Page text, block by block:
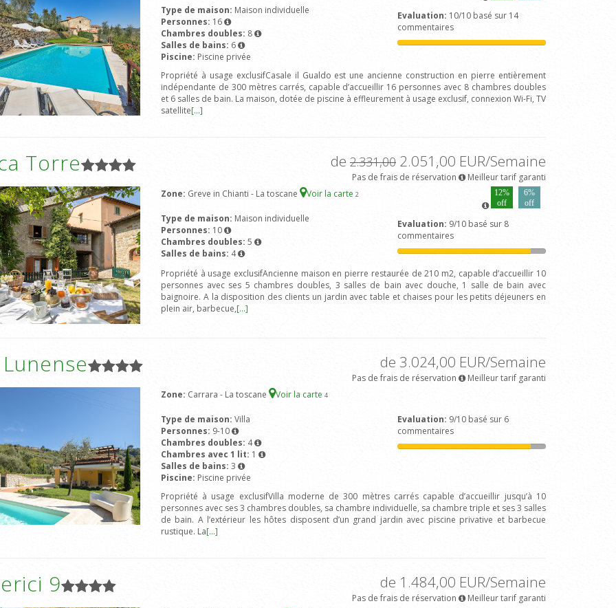
Type de maison: Maison individuelle
Personnes: 16
Chambres doubles: 8
Salles de bains: 6
Piscine: Piscine privée
Evaluation: 10/10 basé sur 14
commentaires
Propriété à usage exclusifCasale il Gualdo est une ancienne construction en pierre entièrement
indépendante de 300 mètres carrés, capable d’accueillir 16 personnes avec 8 chambres doubles
et 6 salles de bain. La maison, dotée de piscine à effleurement à usage exclusif, connexion Wi-Fi, TV
satellite[...]
Torre de 2.331,00 2.051,00 EUR/Semaine
Pas de frais de réservation
Meilleur tarif garanti
Zone: Greve in Chianti - La toscane Voir la carte 2
12%
off
6%
off
Type de maison: Maison individuelle
Personnes: 10
Chambres doubles: 5
Salles de bains: 4
Evaluation: 9/10 basé sur 8
commentaires
Propriété à usage exclusifAncienne maison en pierre restaurée de 210 m2, capable d’accueillir 10
personnes avec ses 5 chambres doubles, 3 salles de bain avec douche, 1 salle de bain avec
baignoire. A la disposition des clients un jardin avec table et chaises pour les petits déjeuners en
plein air, barbecue,[...]
de 3.024,00 EUR/Semaine
Pas de frais de réservation
Meilleur tarif garanti
Zone: Carrara - La toscane Voir la carte 4
Type de maison: Villa
Personnes: 9-10
Chambres doubles: 4
Chambres avec 1 lit: 1
Salles de bains: 3
Piscine: Piscine privée
Evaluation: 9/10 basé sur 6
commentaires
Propriété à usage exclusifVilla moderne de 300 mètres carrés capable d’accueillir jusqu’à 10
personnes avec ses 3 chambres doubles, sa chambre individuelle, sa chambre triple et ses 3 salles
de bain. A l’extérieur les hôtes disposent d’un grand jardin avec piscine privative et barbecue
rustique. La[...]
9 de 1.484,00 EUR/Semaine
Pas de frais de réservation
Meilleur tarif garanti